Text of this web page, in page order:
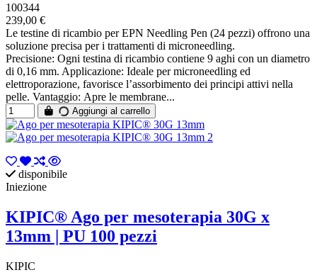
100344
239,00 €
Le testine di ricambio per EPN Needling Pen (24 pezzi) offrono una
soluzione precisa per i trattamenti di microneedling.
Precisione: Ogni testina di ricambio contiene 9 aghi con un diametro
di 0,16 mm. Applicazione: Ideale per microneedling ed
elettroporazione, favorisce l’assorbimento dei principi attivi nella
pelle. Vantaggio: Apre le membrane...
Aggiungi al carrello
disponibile
Iniezione
KIPIC® Ago per mesoterapia 30G x
13mm | PU 100 pezzi
KIPIC